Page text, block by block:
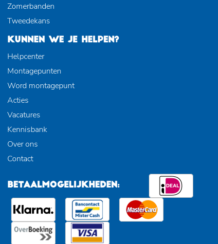
Zomerbanden
Tweedekans
KUNNEN WE JE HELPEN?
Helpcenter
Montagepunten
Word montagepunt
Acties
Vacatures
Kennisbank
Over ons
Contact
BETAALMOGELIJKHEDEN: